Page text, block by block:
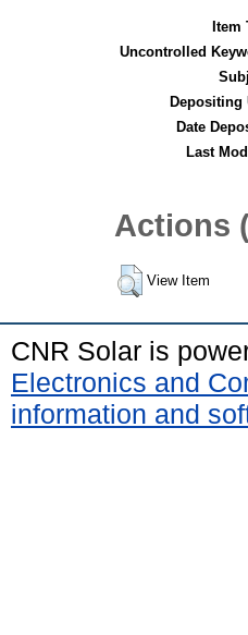
Item
Uncontrolled
Depositing
Date
Last
Actions
View Item
CNR Solar is
Electronics and
information and